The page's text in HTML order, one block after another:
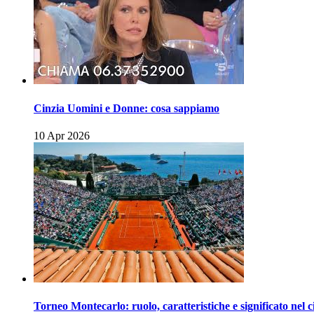
Cinzia Uomini e Donne: cosa sappiamo
10 Apr 2026
Torneo Montecarlo: ruolo, caratteristiche e significato nel